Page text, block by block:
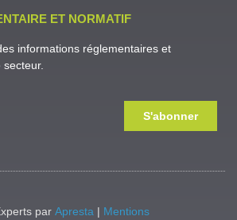
ET NORMATIF
informations réglementaires et
S'abonner
par Apresta | Mentions